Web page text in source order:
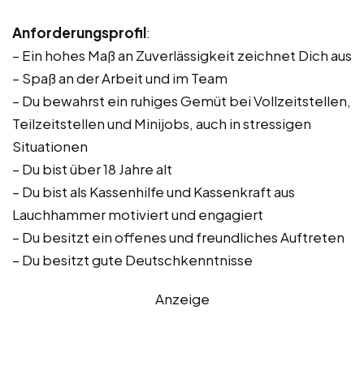
Anforderungsprofil:
– Ein hohes Maß an Zuverlässigkeit zeichnet Dich aus
– Spaß an der Arbeit und im Team
– Du bewahrst ein ruhiges Gemüt bei Vollzeitstellen,
Teilzeitstellen und Minijobs, auch in stressigen
Situationen
– Du bist über 18 Jahre alt
– Du bist als Kassenhilfe und Kassenkraft aus
Lauchhammer motiviert und engagiert
– Du besitzt ein offenes und freundliches Auftreten
– Du besitzt gute Deutschkenntnisse
Anzeige